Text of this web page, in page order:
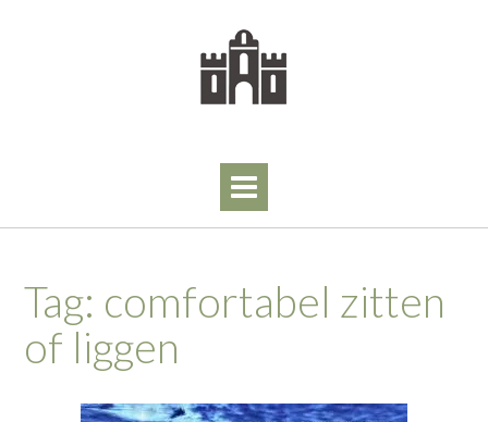
Tag: comfortabel zitten
of liggen